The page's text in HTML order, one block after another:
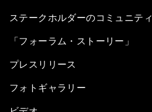
ステークホルダーのコミュニティ
「フォーラム・ストーリー」
プレスリリース
フォトギャラリー